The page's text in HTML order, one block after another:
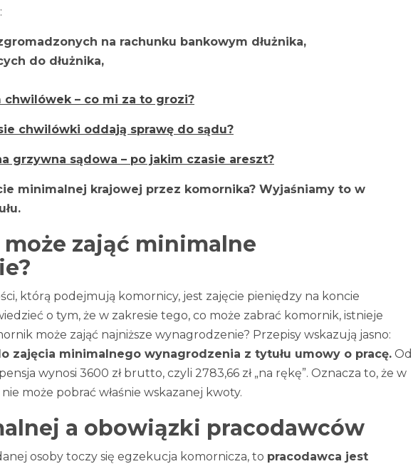
na rachunku bankowym dłużnika,
do dłużnika,
chwilówek – co mi za to grozi?
chwilówki oddają sprawę do sądu?
grzywna sądowa – po jakim czasie areszt?
minimalnej krajowej przez komornika? Wyjaśniamy to w
zająć minimalne
którą podejmują komornicy, jest zajęcie pieniędzy na koncie
o tym, że w zakresie tego, co może zabrać komornik, istnieje
może zająć najniższe wynagrodzenie? Przepisy wskazują jasno:
zajęcia minimalnego wynagrodzenia z tytułu umowy o pracę. Od
wynosi 3600 zł brutto, czyli 2783,66 zł „na rękę”. Oznacza to, że w
może pobrać właśnie wskazanej kwoty.
a obowiązki pracodawców
osoby toczy się egzekucja komornicza, to pracodawca jest